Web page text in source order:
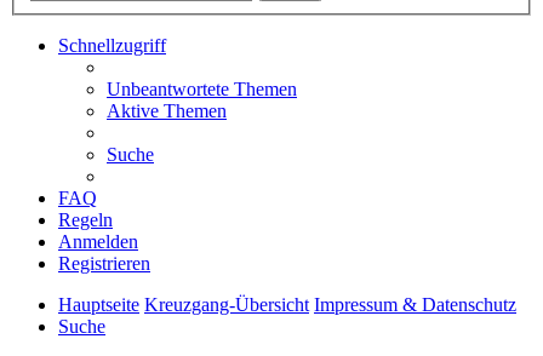
Schnellzugriff
Unbeantwortete Themen
Aktive Themen
Suche
FAQ
Regeln
Anmelden
Registrieren
Hauptseite Kreuzgang-Übersicht Impressum & Datenschutz
Suche